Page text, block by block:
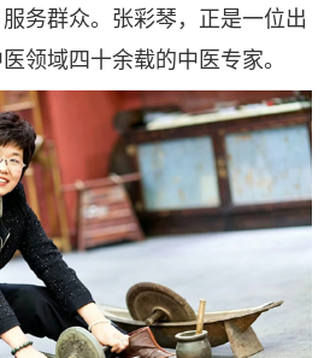
务群众。张彩琴，正是一位出
领域四十余载的中医专家。